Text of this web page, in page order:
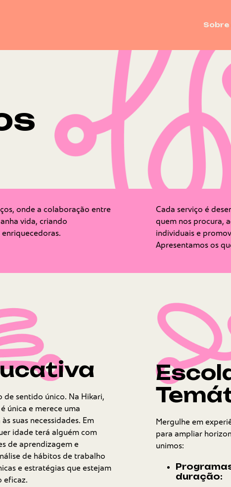
Sobre
onde a colaboração entre
vida, criando
Cada serviço é
quem nos procura,
individuais e
Apresentamos os
de sentido único. Na Hikari,
única e merece uma
suas necessidades. Em
idade terá alguém com
de aprendizagem e
de hábitos de trabalho
e estratégias que estejam
eficaz.
Mergulhe em
para ampliar
unimos:
duração: